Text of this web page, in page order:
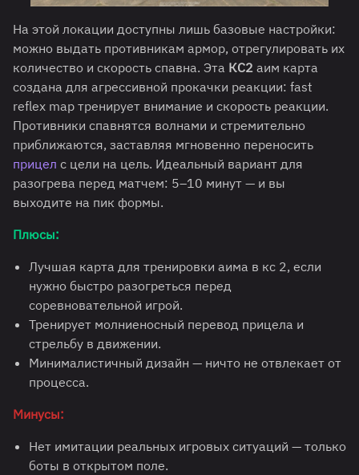
На этой локации доступны лишь базовые настройки:
можно выдать противникам армор, отрегулировать их
количество и скорость спавна. Эта КС2 аим карта
создана для агрессивной прокачки реакции: fast
reflex map тренирует внимание и скорость реакции.
Противники спавнятся волнами и стремительно
приближаются, заставляя мгновенно переносить
прицел с цели на цель. Идеальный вариант для
разогрева перед матчем: 5–10 минут — и вы
выходите на пик формы.
Плюсы:
Лучшая карта для тренировки аима в кс 2, если
нужно быстро разогреться перед
соревновательной игрой.
Тренирует молниеносный перевод прицела и
стрельбу в движении.
Минималистичный дизайн — ничто не отвлекает от
процесса.
Минусы:
Нет имитации реальных игровых ситуаций — только
боты в открытом поле.